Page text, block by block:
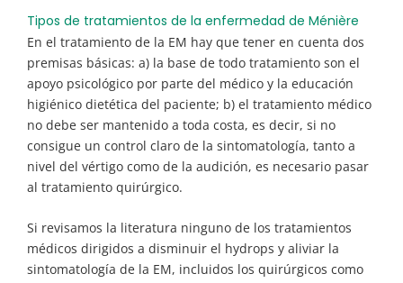
Tipos de tratamientos de la enfermedad de Ménière
En el tratamiento de la EM hay que tener en cuenta dos
premisas básicas: a) la base de todo tratamiento son el
apoyo psicológico por parte del médico y la educación
higiénico dietética del paciente; b) el tratamiento médico
no debe ser mantenido a toda costa, es decir, si no
consigue un control claro de la sintomatología, tanto a
nivel del vértigo como de la audición, es necesario pasar
al tratamiento quirúrgico.
Si revisamos la literatura ninguno de los tratamientos
médicos dirigidos a disminuir el hydrops y aliviar la
sintomatología de la EM, incluidos los quirúrgicos como